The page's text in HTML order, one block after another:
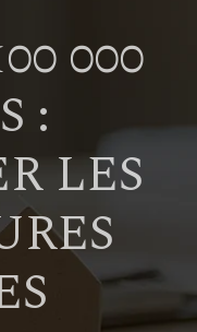
000
:
LES